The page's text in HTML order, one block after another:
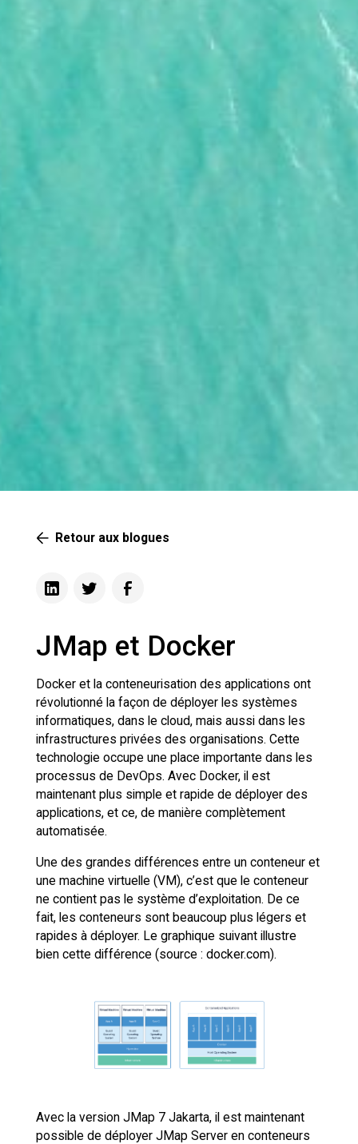
Retour aux blogues
JMap et Docker
Docker et la conteneurisation des applications ont
révolutionné la façon de déployer les systèmes
informatiques, dans le cloud, mais aussi dans les
infrastructures privées des organisations. Cette
technologie occupe une place importante dans les
processus de DevOps. Avec Docker, il est
maintenant plus simple et rapide de déployer des
applications, et ce, de manière complètement
automatisée.
Une des grandes différences entre un conteneur et
une machine virtuelle (VM), c’est que le conteneur
ne contient pas le système d’exploitation. De ce
fait, les conteneurs sont beaucoup plus légers et
rapides à déployer. Le graphique suivant illustre
bien cette différence (source : docker.com).
Avec la version JMap 7 Jakarta, il est maintenant
possible de déployer JMap Server en conteneurs